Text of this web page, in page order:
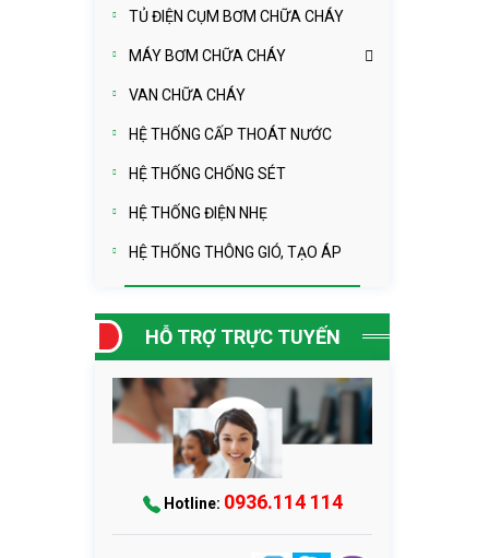
TỦ ĐIỆN CỤM BƠM CHỮA CHÁY
MÁY BƠM CHỮA CHÁY
VAN CHỮA CHÁY
HỆ THỐNG CẤP THOÁT NƯỚC
HỆ THỐNG CHỐNG SÉT
HỆ THỐNG ĐIỆN NHẸ
HỆ THỐNG THÔNG GIÓ, TẠO ÁP
HỖ TRỢ TRỰC TUYẾN
Hotline: 0936.114 114